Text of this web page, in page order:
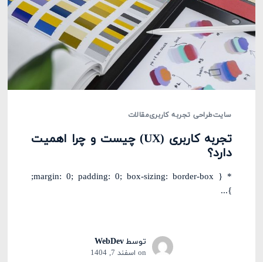
سایتطراحی تجربه کاربریمقالات
تجربه کاربری (UX) چیست و چرا اهمیت
دارد؟
* { margin: 0; padding: 0; box-sizing: border-box;
}...
توسطWebDev
on اسفند 7, 1404